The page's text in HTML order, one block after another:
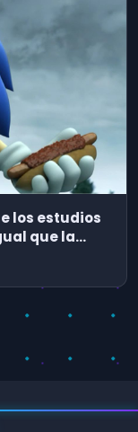
los estudios
que la
de